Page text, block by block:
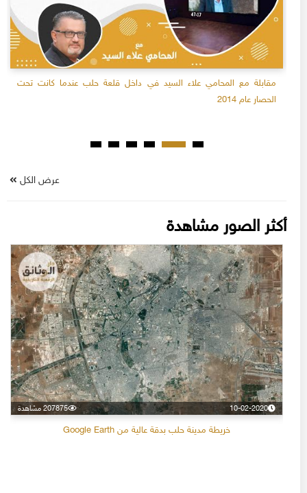
مقابلة مع المحامي علاء السيد في داخل قلعة حلب عندما كانت تحت
الحصار عام 2014
عرض الكل
أكثر الصور مشاهدة
10-02-2020 207875 مشاهدة
خريطة مدينة حلب بدقة عالية من Google Earth